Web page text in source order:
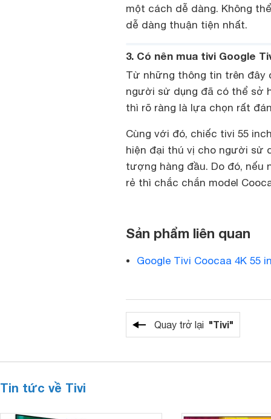
một cách dễ dàng. Không
dễ dàng thuận tiện nhất.
3. Có nên mua tivi Google
Từ những thông tin trên đây
người sử dụng đã có thể sở
thì rõ ràng là lựa chọn rất
Cùng với đó, chiếc tivi 55
hiện đại thú vị cho người sử
tượng hàng đầu. Do đó, nếu
rẻ thì chắc chắn model
Sản phẩm liên quan
Google Tivi Coocaa 4K 55
Quay trở lại "Tivi"
Tin tức về Tivi